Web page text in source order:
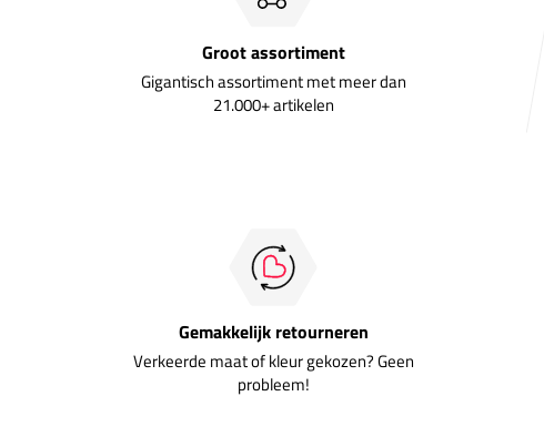
Groot assortiment
Gigantisch assortiment met meer dan
21.000+ artikelen
Gemakkelijk retourneren
Verkeerde maat of kleur gekozen? Geen
probleem!